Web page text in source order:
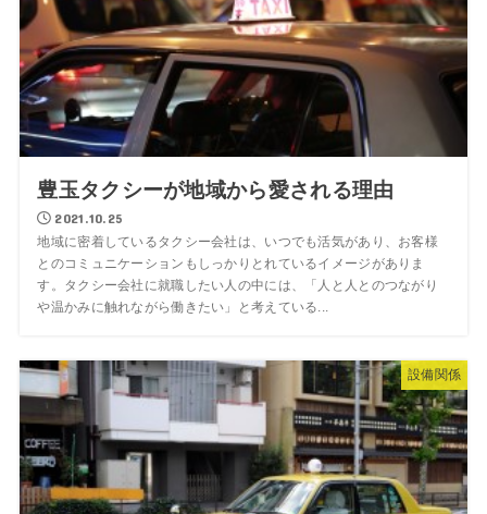
豊玉タクシーが地域から愛される理由
2021.10.25
地域に密着しているタクシー会社は、いつでも活気があり、お客様
とのコミュニケーションもしっかりとれているイメージがありま
す。タクシー会社に就職したい人の中には、「人と人とのつながり
や温かみに触れながら働きたい」と考えている...
設備関係